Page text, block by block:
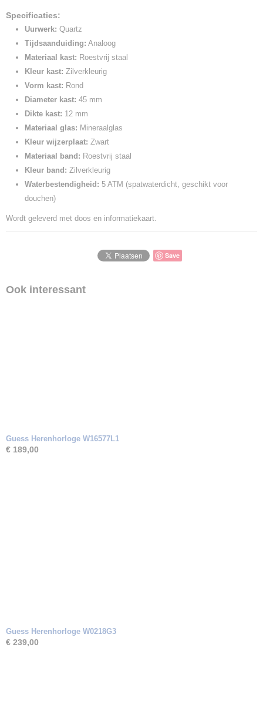
Specificaties:
Uurwerk: Quartz
Tijdsaanduiding: Analoog
Materiaal kast: Roestvrij staal
Kleur kast: Zilverkleurig
Vorm kast: Rond
Diameter kast: 45 mm
Dikte kast: 12 mm
Materiaal glas: Mineraalglas
Kleur wijzerplaat: Zwart
Materiaal band: Roestvrij staal
Kleur band: Zilverkleurig
Waterbestendigheid: 5 ATM (spatwaterdicht, geschikt voor
douchen)
Wordt geleverd met doos en informatiekaart.
Save
Ook interessant
Guess Herenhorloge W16577L1
€ 189,00
Guess Herenhorloge W0218G3
€ 239,00